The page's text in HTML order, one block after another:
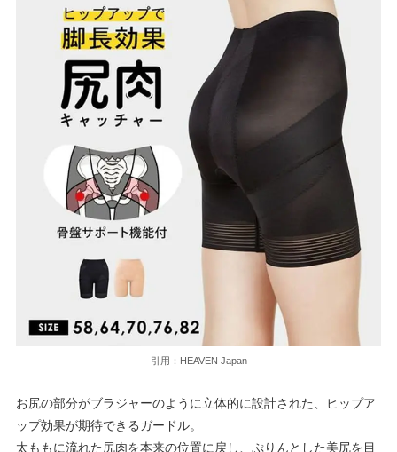
引用：HEAVEN Japan
お尻の部分がブラジャーのように立体的に設計された、ヒップア
ップ効果が期待できるガードル。
太ももに流れた尻肉を本来の位置に戻し、ぷりんとした美尻を目